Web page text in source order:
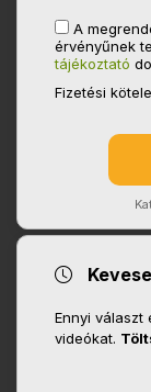
A
érvényűnek
tájékoztató
Fizetési
Ennyi választ
videókat.